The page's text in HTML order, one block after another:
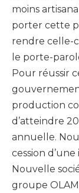
moins
porter cette
rendre celle-
le porte-
Pour réussir
production
d’atteindre
annuelle.
cession
Nouvelle
groupe